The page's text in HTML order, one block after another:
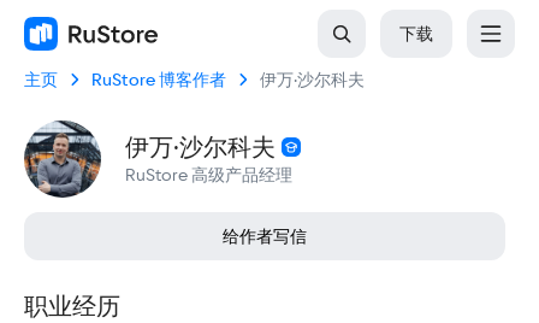
下载
主页 RuStore 博客作者 伊万·沙尔科夫
伊万·沙尔科夫
RuStore 高级产品经理
给作者写信
职业经历